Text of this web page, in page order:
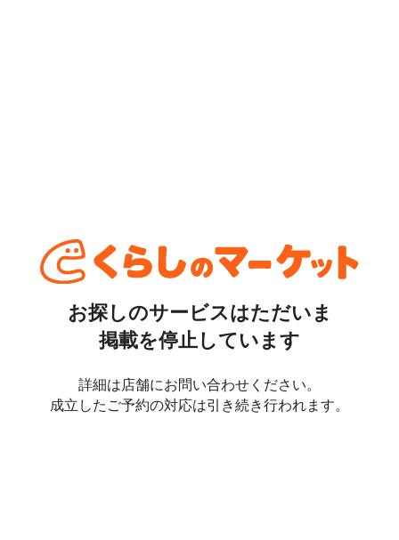
お探しのサービスはただいま
掲載を停止しています
詳細は店舗にお問い合わせください。
成立したご予約の対応は引き続き行われます。